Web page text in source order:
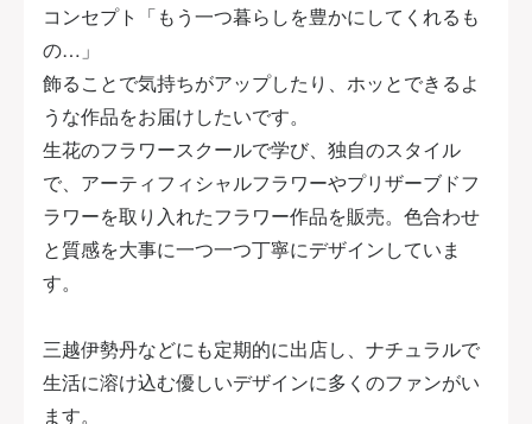
コンセプト「もう一つ暮らしを豊かにしてくれるも
の…」
飾ることで気持ちがアップしたり、ホッとできるよ
うな作品をお届けしたいです。
生花のフラワースクールで学び、独自のスタイル
で、アーティフィシャルフラワーやプリザーブドフ
ラワーを取り入れたフラワー作品を販売。色合わせ
と質感を大事に一つ一つ丁寧にデザインしていま
す。
三越伊勢丹などにも定期的に出店し、ナチュラルで
生活に溶け込む優しいデザインに多くのファンがい
ます。